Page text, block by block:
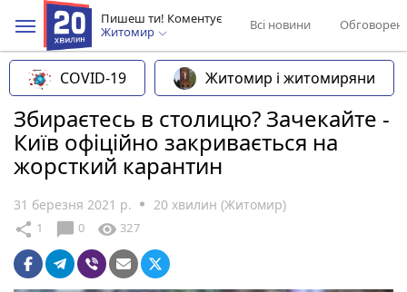
Пишеш ти! Коментує
Житомир
Всі новини
COVID-19 Житомир і житомиряни
Збираєтесь в столицю? Зачекайте -
Київ офіційно закривається на
жорсткий карантин
31 березня 2021 р. 20 хвилин (Житомир)
share 1 chat_bubble 0 visibility 327